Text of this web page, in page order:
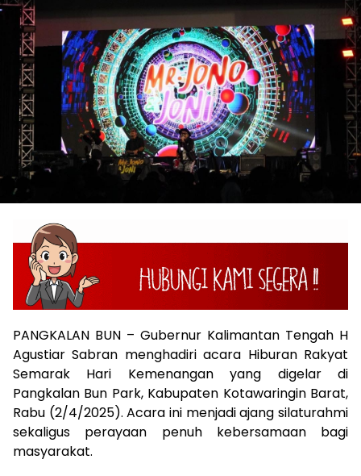
PANGKALAN BUN – Gubernur Kalimantan Tengah H
Agustiar Sabran menghadiri acara Hiburan Rakyat
Semarak Hari Kemenangan yang digelar di
Pangkalan Bun Park, Kabupaten Kotawaringin Barat,
Rabu (2/4/2025). Acara ini menjadi ajang silaturahmi
sekaligus perayaan penuh kebersamaan bagi
masyarakat.